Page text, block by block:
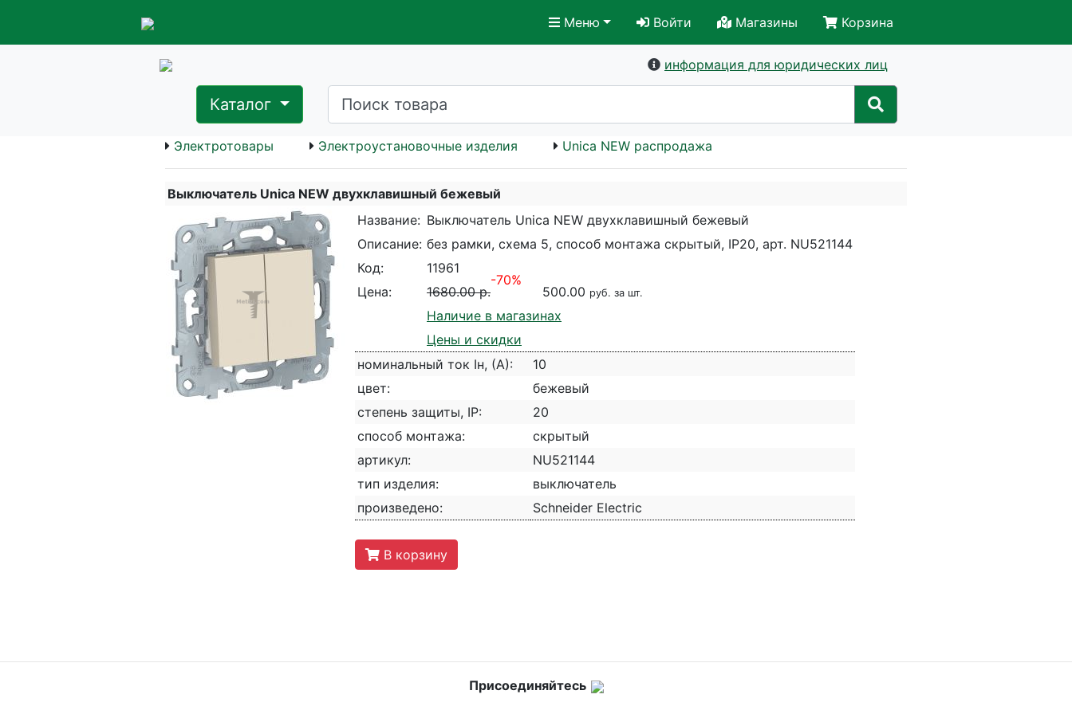
Меню Войти Магазины Корзина
информация для юридических лиц
Каталог
Электротовары Электроустановочные изделия Unica NEW распродажа
Выключатель Unica NEW двухклавишный бежевый
Название: Выключатель Unica NEW двухклавишный бежевый
Описание: без рамки, схема 5, способ монтажа скрытый, IP20, арт. NU521144
Код:
11961
Цена:
1680.00 р.
-70%
500.00 руб. за шт.
Наличие в магазинах
Цены и скидки
номинальный ток Iн, (А):
10
цвет:
бежевый
степень защиты, IP:
20
способ монтажа:
скрытый
артикул:
NU521144
тип изделия:
выключатель
произведено:
Schneider Electric
В корзину
Присоединяйтесь